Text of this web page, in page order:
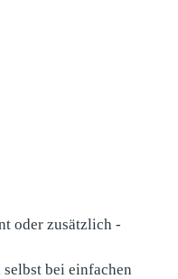
oder zusätzlich -
bei einfachen